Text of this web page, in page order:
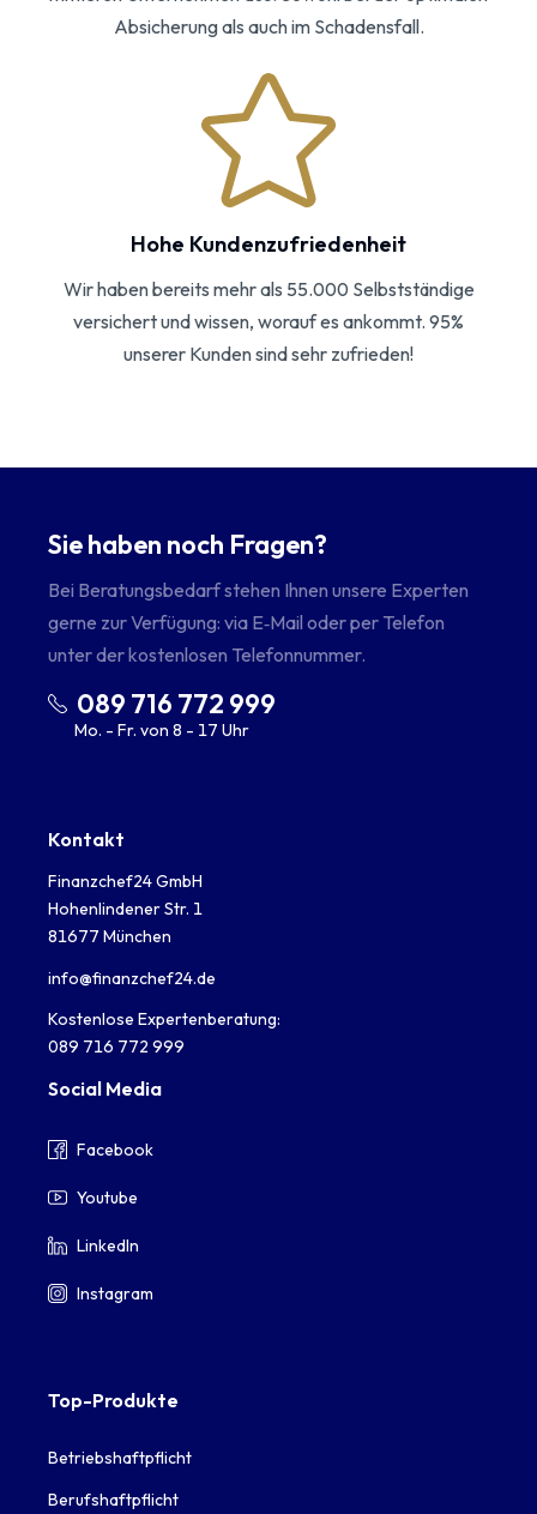
Absicherung als auch im Schadensfall.
Hohe Kundenzufriedenheit
Wir haben bereits mehr als 55.000 Selbstständige
versichert und wissen, worauf es ankommt. 95%
unserer Kunden sind sehr zufrieden!
Sie haben noch Fragen?
Bei Beratungsbedarf stehen Ihnen unsere Experten
gerne zur Verfügung: via E‑Mail oder per Telefon
unter der kostenlosen Telefonnummer.
089 716 772 999
Mo. - Fr. von 8 - 17 Uhr
Kontakt
Finanzchef24 GmbH
Hohenlindener Str. 1
81677 München
info@finanzchef24.de
Kostenlose Expertenberatung:
089 716 772 999
Social Media
Facebook
Youtube
LinkedIn
Instagram
Top-Produkte
Betriebshaftpflicht
Berufshaftpflicht